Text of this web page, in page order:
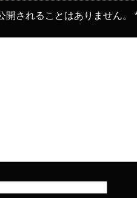
開されることはありません。